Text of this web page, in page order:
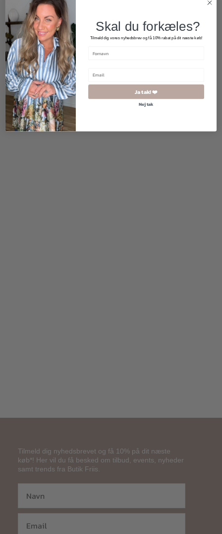
Tilmeld dig nyhedsbrevet og få 10% på dit næste
køb*! Her vil du få besked om tilbud, events, nyheder
samt trends fra Butik Friis.
Skal du forkæles?
Tilmeld dig vores nyhedsbrev og få 10% rabat på dit næste køb!
Ja tak! ❤️
Nej tak